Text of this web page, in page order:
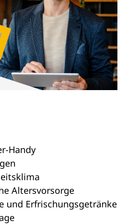
Handy
Altersvorsorge
und Erfrischungsgetränke